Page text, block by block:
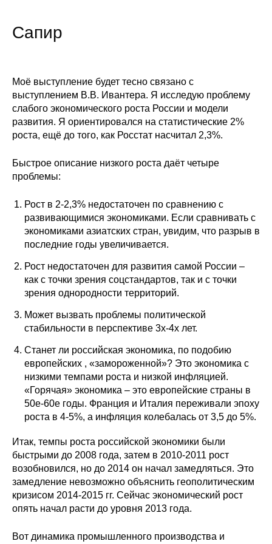
Энергетический семинар
Российско-французский семинар
Отрасли и регионы
Inforum
Материалы
О совете
Регулярные прогнозы
Квартальный прогноз
Краткосрочный прогноз
Оценка индекса промышленного
производства
Российская Система Климатического
Мониторинга
Центр «Климатическая политика и
экономика России»
Образование и карьера
Сапир
Моё выступление будет тесно связано с
выступлением В.В. Ивантера. Я исследую проблему
слабого экономического роста России и модели
развития. Я ориентировался на статистические 2%
роста, ещё до того, как Росстат насчитал 2,3%.
Быстрое описание низкого роста даёт четыре
проблемы:
Рост в 2-2,3% недостаточен по сравнению с
развивающимися экономиками. Если сравнивать с
экономиками азиатских стран, увидим, что разрыв в
последние годы увеличивается.
Рост недостаточен для развития самой России –
как с точки зрения соцстандартов, так и с точки
зрения однородности территорий.
Может вызвать проблемы политической
стабильности в перспективе 3х-4х лет.
Станет ли российская экономика, по подобию
европейских , «замороженной»? Это экономика с
низкими темпами роста и низкой инфляцией.
«Горячая» экономика – это европейские страны в
50е-60е годы. Франция и Италия переживали эпоху
роста в 4-5%, а инфляция колебалась от 3,5 до 5%.
Итак, темпы роста российской экономики были
быстрыми до 2008 года, затем в 2010-2011 рост
возобновился, но до 2014 он начал замедляться. Это
замедление невозможно объяснить геополитическим
кризисом 2014-2015 гг. Сейчас экономический рост
опять начал расти до уровня 2013 года.
Вот динамика промышленного производства и